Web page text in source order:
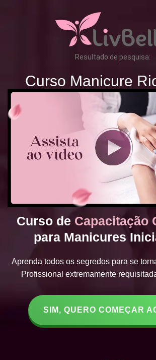
Resultado de pesquisa:
Curso Manicure
Curso de Capacitação
para Manicures
Aprenda todos os segredos para se
Profissional extremamente
SIM, QUERO COMEÇAR